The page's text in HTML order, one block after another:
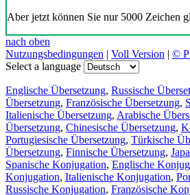
Aber jetzt können Sie nur 5000 Zeichen
nach oben
Nutzungsbedingungen | Voll Version | ©
Select a language
Englische Übersetzung, Russische
Übersetzung, Französische Übersetzung,
Italienische Übersetzung, Arabische
Übersetzung, Chinesische Übersetzung,
Portugiesische Übersetzung, Türkische
Übersetzung, Finnische Übersetzung,
Spanische Konjugation, Englische
Konjugation, Italienische Konjugation,
Russische Konjugation, Französische